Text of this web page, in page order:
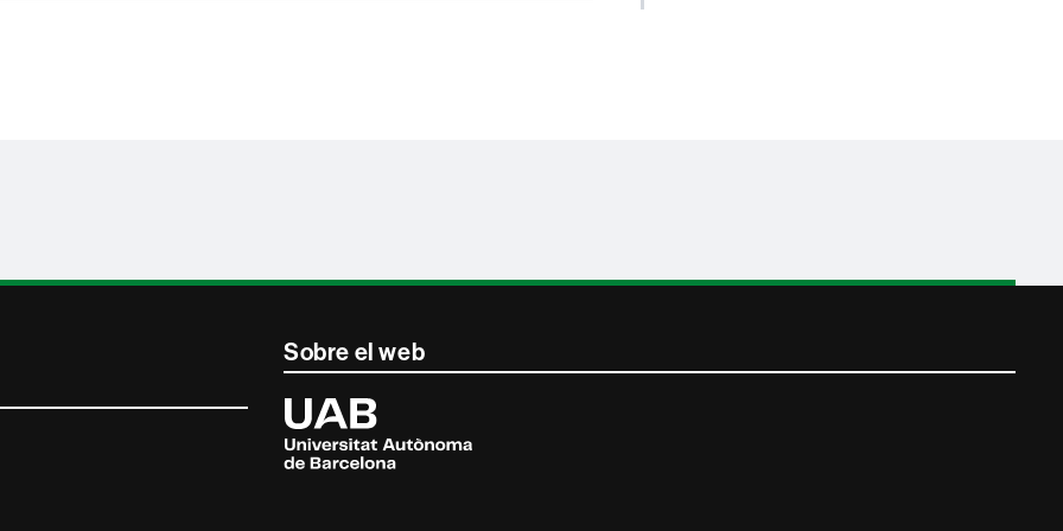
Sobre el web
Universitat
Autònoma
de
Barcelona